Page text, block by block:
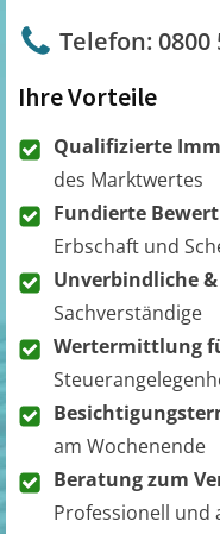
Telefon: 0800
Ihre Vorteile
Qualifizierte
des Marktwertes
Fundierte
Erbschaft und
Unverbindliche
Sachverständige
Wertermittlung
am Wochenende
Beratung zum
Professionell und